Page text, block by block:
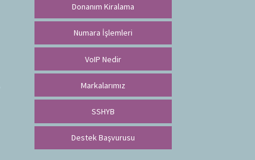
Donanım Kiralama
Numara İşlemleri
VoIP Nedir
Markalarımız
SSHYB
Destek Başvurusu